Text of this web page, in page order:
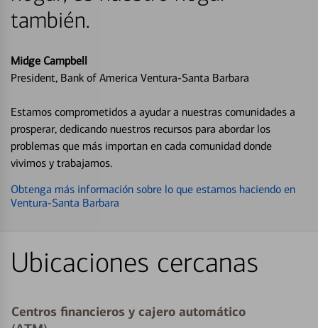
también.
Midge Campbell
President, Bank of America Ventura-Santa Barbara
Estamos comprometidos a ayudar a nuestras comunidades a
prosperar, dedicando nuestros recursos para abordar los
problemas que más importan en cada comunidad donde
vivimos y trabajamos.
Obtenga más información sobre lo que estamos haciendo en
Ventura-Santa Barbara
Ubicaciones cercanas
Centros financieros y cajero automático